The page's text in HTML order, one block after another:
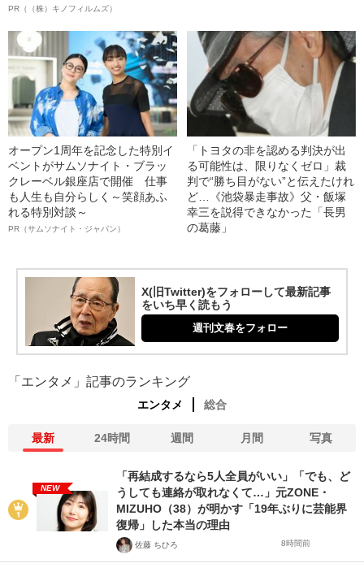
PR（（株）キノフィルムズ）
オープン1周年を記念した特別イ
ベントがサムソナイト・ブラッ
クレーベル銀座店で開催 仕事
も人生も自分らしく～笑顔あふ
れる特別対談～
PR（サムソナイト・ジャパン）
「トヨタの非を認める判決が出
る可能性は、限りなくゼロ」裁
判で“勝ち目がない”と伝えたけれ
ど…《池袋暴走事故》父・飯塚
幸三を説得できなかった「長男
の葛藤」
X(旧Twitter)をフォローして最新記事
をいち早く読もう
週刊文春をフォロー
「エンタメ」記事のランキング
エンタメ 総合
最新 24時間 週間 月間 写真
NEW
「再結成するなら5人全員がいい」「でも、ど
うしても連絡が取れなくて…」元ZONE・
MIZUHO（38）が明かす「19年ぶりに芸能界
復帰」した本当の理由
佐藤 ちひろ 8時間前